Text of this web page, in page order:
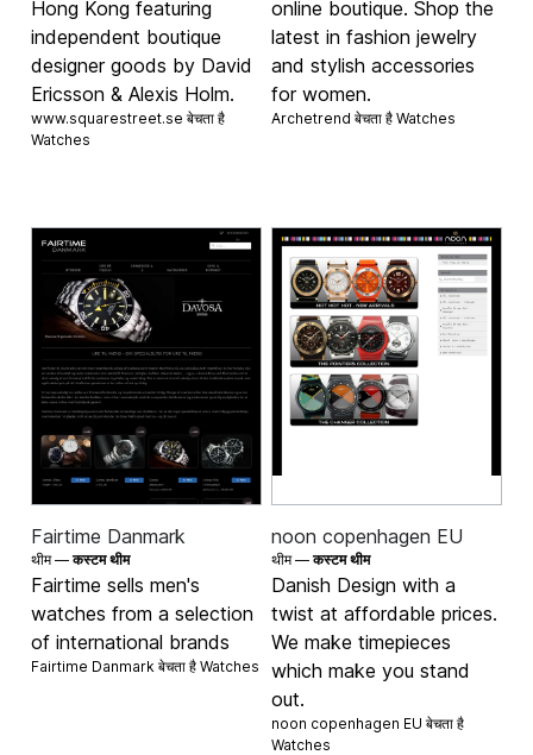
Hong Kong featuring
independent boutique
designer goods by David
Ericsson & Alexis Holm.
www.squarestreet.se बेचता है
Watches
online boutique. Shop the
latest in fashion jewelry
and stylish accessories
for women.
Archetrend बेचता है Watches
Fairtime Danmark
थीम —कस्टम थीम
Fairtime sells men's
watches from a selection
of international brands
Fairtime Danmark बेचता हैWatches
noon copenhagen EU
थीम —कस्टम थीम
Danish Design with a
twist at affordable prices.
We make timepieces
which make you stand
out.
noon copenhagen EU बेचता है
Watches